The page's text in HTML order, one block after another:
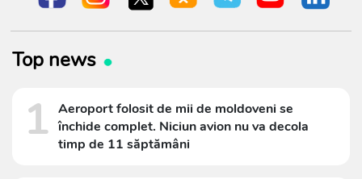
Top news
1 Aeroport folosit de mii de moldoveni se
închide complet. Niciun avion nu va decola
timp de 11 săptămâni